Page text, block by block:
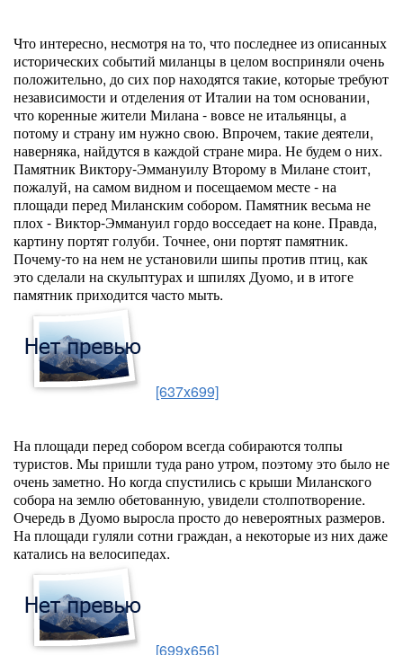
Что интересно, несмотря на то, что последнее из описанных
исторических событий миланцы в целом восприняли очень
положительно, до сих пор находятся такие, которые требуют
независимости и отделения от Италии на том основании,
что коренные жители Милана - вовсе не итальянцы, а
потому и страну им нужно свою. Впрочем, такие деятели,
наверняка, найдутся в каждой стране мира. Не будем о них.
Памятник Виктору-Эммануилу Второму в Милане стоит,
пожалуй, на самом видном и посещаемом месте - на
площади перед Миланским собором. Памятник весьма не
плох - Виктор-Эммануил гордо восседает на коне. Правда,
картину портят голуби. Точнее, они портят памятник.
Почему-то на нем не установили шипы против птиц, как
это сделали на скульптурах и шпилях Дуомо, и в итоге
памятник приходится часто мыть.
[637x699]
На площади перед собором всегда собираются толпы
туристов. Мы пришли туда рано утром, поэтому это было не
очень заметно. Но когда спустились с крыши Миланского
собора на землю обетованную, увидели столпотворение.
Очередь в Дуомо выросла просто до невероятных размеров.
На площади гуляли сотни граждан, а некоторые из них даже
катались на велосипедах.
[699x656]